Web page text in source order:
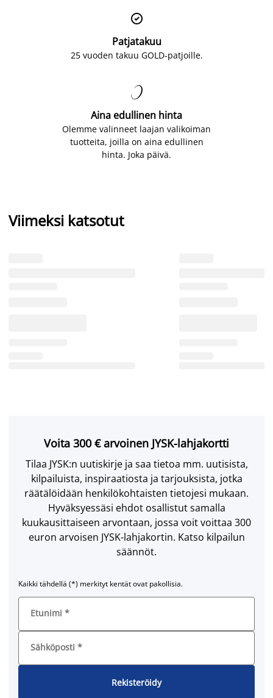

Patjatakuu
25 vuoden takuu GOLD-patjoille.

Aina edullinen hinta
Olemme valinneet laajan valikoiman
tuotteita, joilla on aina edullinen
hinta. Joka päivä.
Viimeksi katsotut
Voita 300 € arvoinen JYSK-lahjakortti
Tilaa JYSK:n uutiskirje ja saa tietoa mm. uutisista,
kilpailuista, inspiraatiosta ja tarjouksista, jotka
räätälöidään henkilökohtaisten tietojesi mukaan.
Hyväksyessäsi ehdot osallistut samalla
kuukausittaiseen arvontaan, jossa voit voittaa 300
euron arvoisen JYSK-lahjakortin. Katso kilpailun
säännöt.
Kaikki tähdellä (*) merkityt kentät ovat pakollisia.
Etunimi *
Sähköposti *
Rekisteröidy